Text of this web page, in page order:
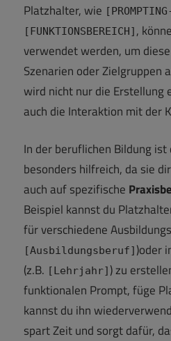
Platzhalter, wie
[FUNKTIONSBEREICH] ,
verwendet werden, um
Szenarien oder Zielgruppen
wird nicht nur die Erstellung
auch die Interaktion mit der
In der beruflichen Bildung ist
besonders hilfreich, da sie
auch auf spezifische
Beispiel kannst du
für verschiedene
[Ausbildungsberuf] )oder
(z.B. [Lehrjahr] ) zu
funktionalen Prompt, füge
kannst du ihn
spart Zeit und sorgt dafür,